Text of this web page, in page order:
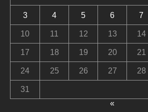
3 4 5 6 7
10 11 12 13 14
17 18 19 20 21
24 25 26 27 28
31
«